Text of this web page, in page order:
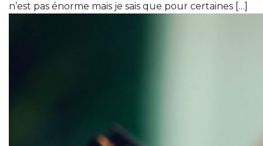
n’est pas énorme mais je sais que pour certaines […]